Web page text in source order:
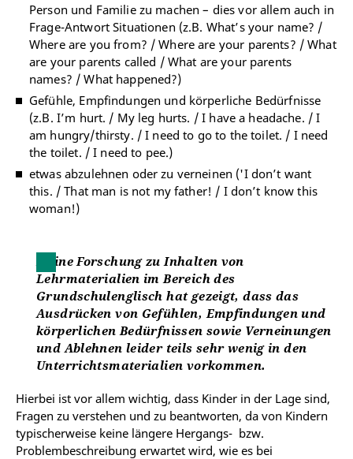
Person und Familie zu machen – dies vor allem auch in
Frage-Antwort Situationen (z.B. What’s your name? /
Where are you from? / Where are your parents? / What
are your parents called / What are your parents
names? / What happened?)
Gefühle, Empfindungen und körperliche Bedürfnisse
(z.B. I’m hurt. / My leg hurts. / I have a headache. / I
am hungry/thirsty. / I need to go to the toilet. / I need
the toilet. / I need to pee.)
etwas abzulehnen oder zu verneinen ('I don’t want
this. / That man is not my father! / I don’t know this
woman!)
Meine Forschung zu Inhalten von
Lehrmaterialien im Bereich des
Grundschulenglisch hat gezeigt, dass das
Ausdrücken von Gefühlen, Empfindungen und
körperlichen Bedürfnissen sowie Verneinungen
und Ablehnen leider teils sehr wenig in den
Unterrichtsmaterialien vorkommen.
Hierbei ist vor allem wichtig, dass Kinder in der Lage sind,
Fragen zu verstehen und zu beantworten, da von Kindern
typischerweise keine längere Hergangs- bzw.
Problembeschreibung erwartet wird, wie es bei